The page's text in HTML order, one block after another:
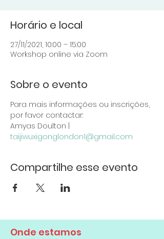
Horário e local
27/11/2021, 10:00 – 15:00
Workshop online via Zoom
Sobre o evento
Para mais informações ou inscrições,
por favor contactar:
Amyas Doulton |
taijiwuxigonglondon1@gmail.com
Compartilhe esse evento
Onde estamos